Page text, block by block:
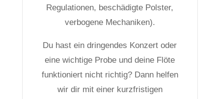
Regulationen, beschädigte Polster,
verbogene Mechaniken).
Du hast ein dringendes Konzert oder
eine wichtige Probe und deine Flöte
funktioniert nicht richtig? Dann helfen
wir dir mit einer kurzfristigen